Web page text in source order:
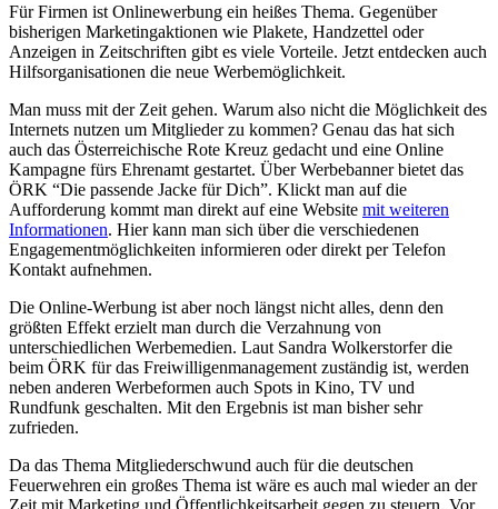
Für Firmen ist Onlinewerbung ein heißes Thema. Gegenüber
bisherigen Marketingaktionen wie Plakete, Handzettel oder
Anzeigen in Zeitschriften gibt es viele Vorteile. Jetzt entdecken auch
Hilfsorganisationen die neue Werbemöglichkeit.
Man muss mit der Zeit gehen. Warum also nicht die Möglichkeit des
Internets nutzen um Mitglieder zu kommen? Genau das hat sich
auch das Österreichische Rote Kreuz gedacht und eine Online
Kampagne fürs Ehrenamt gestartet. Über Werbebanner bietet das
ÖRK “Die passende Jacke für Dich”. Klickt man auf die
Aufforderung kommt man direkt auf eine Website mit weiteren
Informationen. Hier kann man sich über die verschiedenen
Engagementmöglichkeiten informieren oder direkt per Telefon
Kontakt aufnehmen.
Die Online-Werbung ist aber noch längst nicht alles, denn den
größten Effekt erzielt man durch die Verzahnung von
unterschiedlichen Werbemedien. Laut Sandra Wolkerstorfer die
beim ÖRK für das Freiwilligenmanagement zuständig ist, werden
neben anderen Werbeformen auch Spots in Kino, TV und
Rundfunk geschalten. Mit den Ergebnis ist man bisher sehr
zufrieden.
Da das Thema Mitgliederschwund auch für die deutschen
Feuerwehren ein großes Thema ist wäre es auch mal wieder an der
Zeit mit Marketing und Öffentlichkeitsarbeit gegen zu steuern. Vor